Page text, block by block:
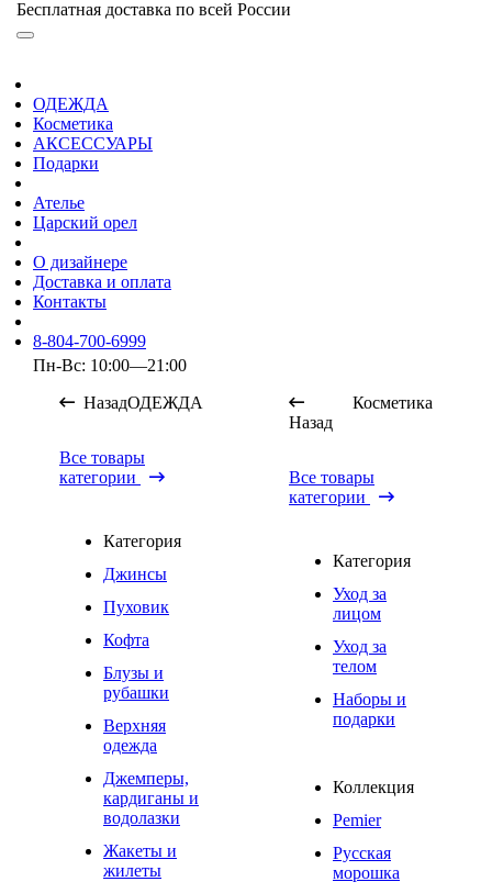
Бесплатная доставка по всей России
ОДЕЖДА
Косметика
АКСЕССУАРЫ
Подарки
Ателье
Царский орел
О дизайнере
Доставка и оплата
Контакты
8-804-700-6999
Пн-Вс: 10:00—21:00
НазадОДЕЖДА
Все товары
категории
Категория
Джинсы
Пуховик
Кофта
Блузы и
рубашки
Верхняя
одежда
Джемперы,
кардиганы и
водолазки
Жакеты и
жилеты
Назад
Косметика
Все товары
категории
Категория
Уход за
лицом
Уход за
телом
Наборы и
подарки
Коллекция
Pemier
Русская
морошка